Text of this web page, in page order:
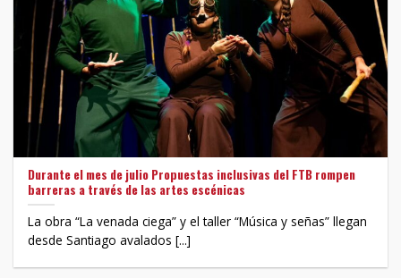
Durante el mes de julio Propuestas inclusivas del FTB rompen
barreras a través de las artes escénicas
La obra “La venada ciega” y el taller “Música y señas” llegan
desde Santiago avalados [...]